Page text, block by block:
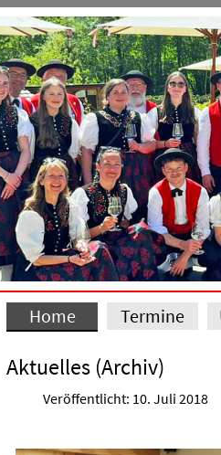
Home Termine
Aktuelles (Archiv)
Veröffentlicht: 10. Juli 2018